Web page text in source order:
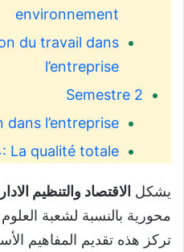
environnement
du travail dans
l’entreprise
Semestre 2
dans l’entreprise
La qualité totale
يشكل الاقتصاد والتنظيم
محورية بالنسبة لشعبة العلوم
تركز هذه تقديم المفاهيم